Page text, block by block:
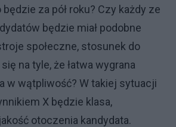
za pół roku? Czy każdy ze
będzie miał podobne
społeczne, stosunek do
na tyle, że łatwa wygrana
w wątpliwość? W takiej sytuacji
X będzie klasa,
otoczenia kandydata.